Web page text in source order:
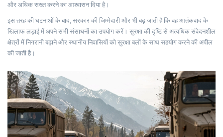
और अधिक सख्त करने का आश्वासन दिया है।
इस तरह की घटनाओं के बाद, सरकार की जिम्मेदारी और भी बढ़ जाती है कि वह आतंकवाद के
खिलाफ लड़ाई में अपने सभी संसाधनों का उपयोग करें। सुरक्षा की दृष्टि से अत्यधिक संवेदनशील
क्षेत्रों में निगरानी बढ़ाने और स्थानीय निवासियों को सुरक्षा बलों के साथ सहयोग करने की अपील
की जाती है।